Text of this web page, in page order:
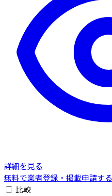
詳細を見る
無料で業者登録・掲載申請する
比較